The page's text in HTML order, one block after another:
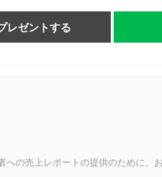
レゼントする
の売上レポートの提供のために、